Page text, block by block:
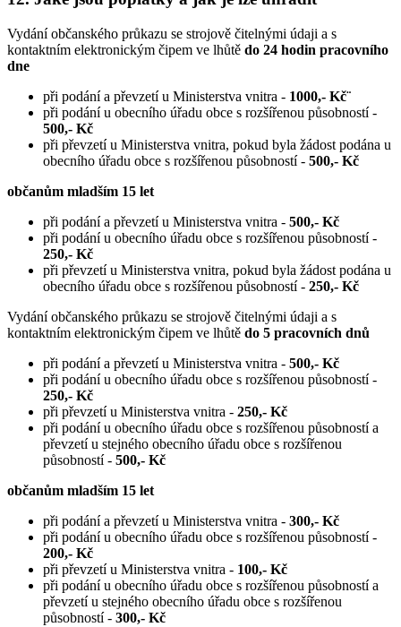
Vydání občanského průkazu se strojově čitelnými údaji a s
kontaktním elektronickým čipem ve lhůtě do 24 hodin pracovního
dne
při podání a převzetí u Ministerstva vnitra - 1000,- Kč¨
při podání u obecního úřadu obce s rozšířenou působností -
500,- Kč
při převzetí u Ministerstva vnitra, pokud byla žádost podána u
obecního úřadu obce s rozšířenou působností - 500,- Kč
občanům mladším 15 let
při podání a převzetí u Ministerstva vnitra - 500,- Kč
při podání u obecního úřadu obce s rozšířenou působností -
250,- Kč
při převzetí u Ministerstva vnitra, pokud byla žádost podána u
obecního úřadu obce s rozšířenou působností - 250,- Kč
Vydání občanského průkazu se strojově čitelnými údaji a s
kontaktním elektronickým čipem ve lhůtě do 5 pracovních dnů
při podání a převzetí u Ministerstva vnitra - 500,- Kč
při podání u obecního úřadu obce s rozšířenou působností -
250,- Kč
při převzetí u Ministerstva vnitra - 250,- Kč
při podání u obecního úřadu obce s rozšířenou působností a
převzetí u stejného obecního úřadu obce s rozšířenou
působností - 500,- Kč
občanům mladším 15 let
při podání a převzetí u Ministerstva vnitra - 300,- Kč
při podání u obecního úřadu obce s rozšířenou působností -
200,- Kč
při převzetí u Ministerstva vnitra - 100,- Kč
při podání u obecního úřadu obce s rozšířenou působností a
převzetí u stejného obecního úřadu obce s rozšířenou
působností - 300,- Kč